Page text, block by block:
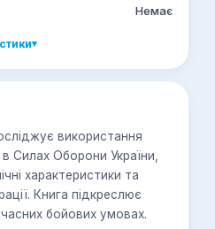
Немає
▾
використання
в Силах Оборони України,
характеристики та
Книга підкреслює
бойових умовах.